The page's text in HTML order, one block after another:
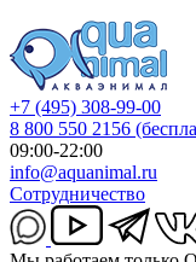
+7 (495) 308-99-00
8 800 550 2156
09:00-22:00
info@aquanimal.ru
Сотрудничество